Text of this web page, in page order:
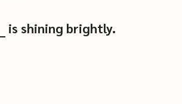
is shining brightly.